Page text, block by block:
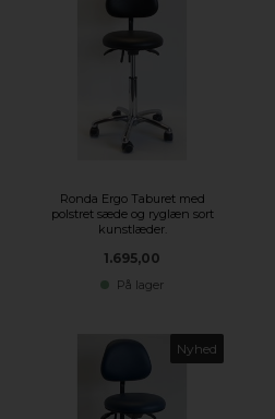
Ronda Ergo Taburet med
polstret sæde og ryglæn sort
kunstlæder.
1.695,00
På lager
Nyhed